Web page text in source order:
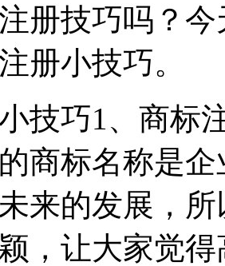
册技巧吗？
册小技巧。
技巧1、商标
商标名称是
来的发展，
，让大家觉